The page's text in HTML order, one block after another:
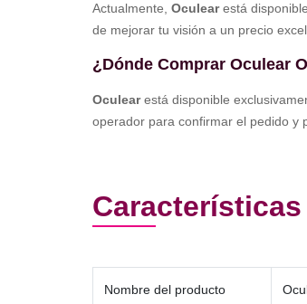
Actualmente, Oculearestá
de mejorar tu visión a un precio
¿Dónde Comprar Oculear
Oculearestá disponible
operador para confirmar el pedido y
Nombre del producto